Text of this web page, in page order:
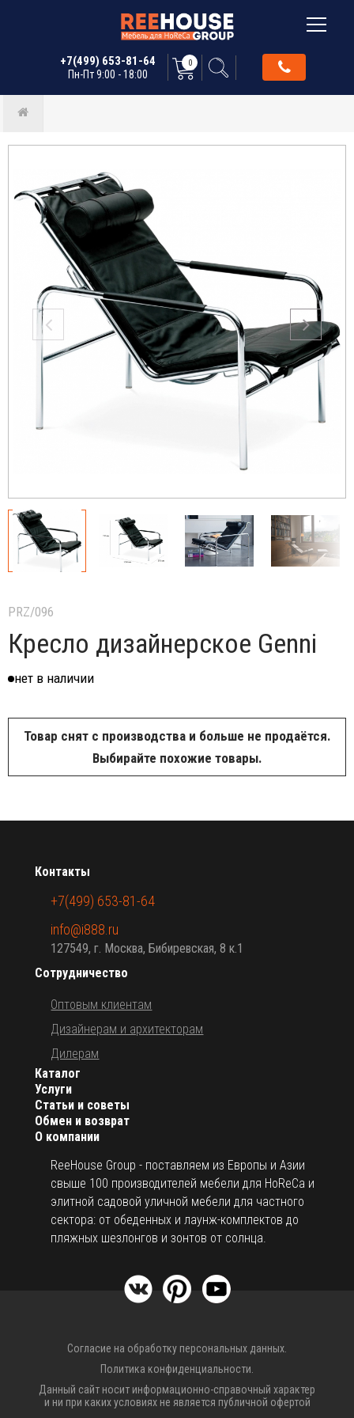
+7(499) 653-81-64
Пн-Пт 9:00 - 18:00
0
PRZ/096
Кресло дизайнерское Genni
нет в наличии
Товар снят с производства и больше не продаётся.
Выбирайте похожие товары.
О компании
ReeHouse Group - поставляем из Европы и Азии
свыше 100 производителей мебели для HoReCa и
элитной садовой уличной мебели для частного
сектора: от обеденных и лаунж-комплектов до
пляжных шезлонгов и зонтов от солнца.
Каталог
Услуги
Статьи и советы
Обмен и возврат
Сотрудничество
Оптовым клиентам
Дизайнерам и архитекторам
Дилерам
Контакты
+7(499) 653-81-64
info@i888.ru
127549, г. Москва, Бибиревская, 8 к.1
Согласие на обработку персональных данных.
Политика конфиденциальности.
Данный сайт носит информационно-справочный характер
и ни при каких условиях не является публичной офертой